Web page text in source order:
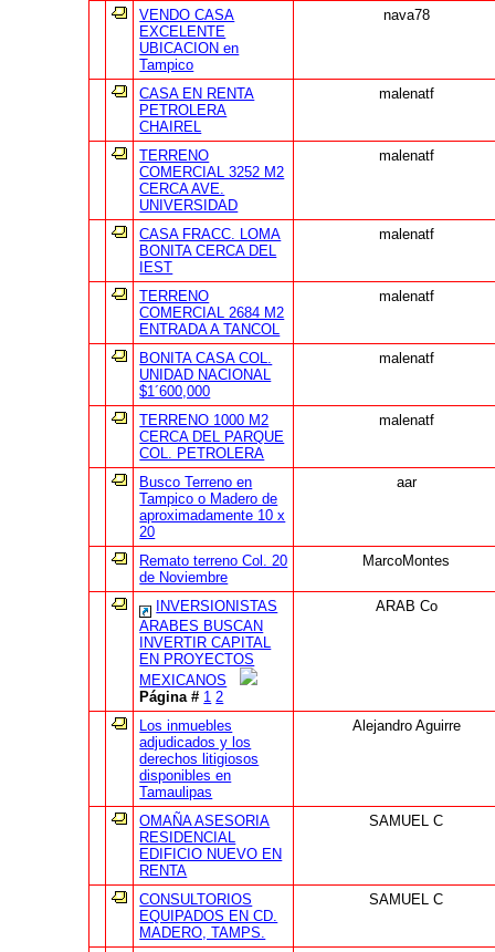
VENDO CASA
EXCELENTE
UBICACION en
Tampico
nava78
CASA EN RENTA
PETROLERA
CHAIREL
malenatf
TERRENO
COMERCIAL 3252 M2
CERCA AVE.
UNIVERSIDAD
malenatf
CASA FRACC. LOMA
BONITA CERCA DEL
IEST
malenatf
TERRENO
COMERCIAL 2684 M2
ENTRADA A TANCOL
malenatf
BONITA CASA COL.
UNIDAD NACIONAL
$1´600,000
malenatf
TERRENO 1000 M2
CERCA DEL PARQUE
COL. PETROLERA
malenatf
Busco Terreno en
Tampico o Madero de
aproximadamente 10 x
20
aar
Remato terreno Col. 20
de Noviembre
MarcoMontes
INVERSIONISTAS
ARABES BUSCAN
INVERTIR CAPITAL
EN PROYECTOS
MEXICANOS
Página # 1 2
ARAB Co
Los inmuebles
adjudicados y los
derechos litigiosos
disponibles en
Tamaulipas
Alejandro Aguirre
OMAÑA ASESORIA
RESIDENCIAL
EDIFICIO NUEVO EN
RENTA
SAMUEL C
CONSULTORIOS
EQUIPADOS EN CD.
MADERO, TAMPS.
SAMUEL C